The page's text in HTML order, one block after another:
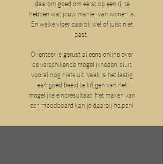
daarom goed om eerst op een rij te
hebben wat jouw manier van wonen is.
En welke vloer daarbij wel of juist niet
past.
Oriënteer je gerust al eens online over
de verschillende mogelijkheden, sluit
vooral nog niets uit. Vaak is het lastig
een goed beeld te krijgen van het
mogelijke eindresultaat. Het maken van
een moodboard kan je daarbij helpen!